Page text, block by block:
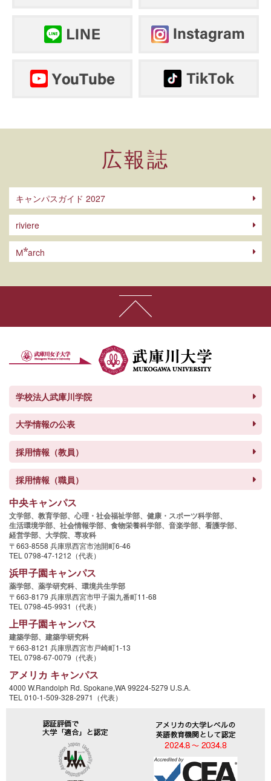
広報誌
キャンパスガイド 2027
riviere
M arch
学校法人武庫川学院
大学情報の公表
採用情報（教員）
採用情報（職員）
中央キャンパス
文学部、 教育学部、 心理・社会福祉学部、 健康・スポーツ科学部、
生活環境学部、 社会情報学部、 食物栄養科学部、 音楽学部、 看護学部、
経営学部、 大学院、 専攻科
〒663-8558 兵庫県西宮市池開町6-46
TEL 0798-47-1212（代表）
浜甲子園キャンパス
薬学部、 薬学研究科、 環境共生学部
〒663-8179 兵庫県西宮市甲子園九番町11-68
TEL 0798-45-9931（代表）
上甲子園キャンパス
建築学部、 建築学研究科
〒663-8121 兵庫県西宮市戸崎町1-13
TEL 0798-67-0079（代表）
アメリカ キャンパス
4000 W.Randolph Rd. Spokane,WA 99224-5279 U.S.A.
TEL 010-1-509-328-2971（代表）